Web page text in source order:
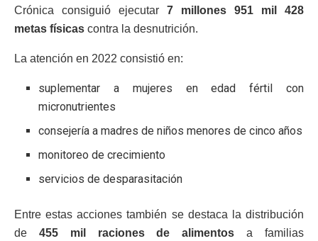
Crónica consiguió ejecutar 7 millones 951 mil 428
metas físicas contra la desnutrición.
La atención en 2022 consistió en:
suplementar a mujeres en edad fértil con
micronutrientes
consejería a madres de niños menores de cinco años
monitoreo de crecimiento
servicios de desparasitación
Entre estas acciones también se destaca la distribución
de 455 mil raciones de alimentos a familias